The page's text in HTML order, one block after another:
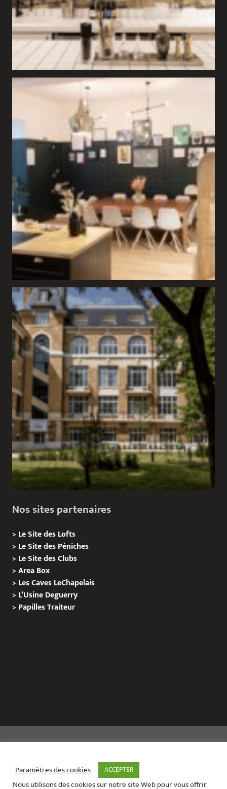
Nos sites partenaires
> Le Site des Lofts
> Le Site des Péniches
> Le Site des Clubs
>Area Box
> Les Caves LeChapelais
> L’Usine Deguerry
> PapillesTraiteur
Le site de l’évènementiel contact :01 42 71 40 79
Paramètres des cookies ACCEPTER
Nous utilisons des cookies sur notre site Web pour vous offrir